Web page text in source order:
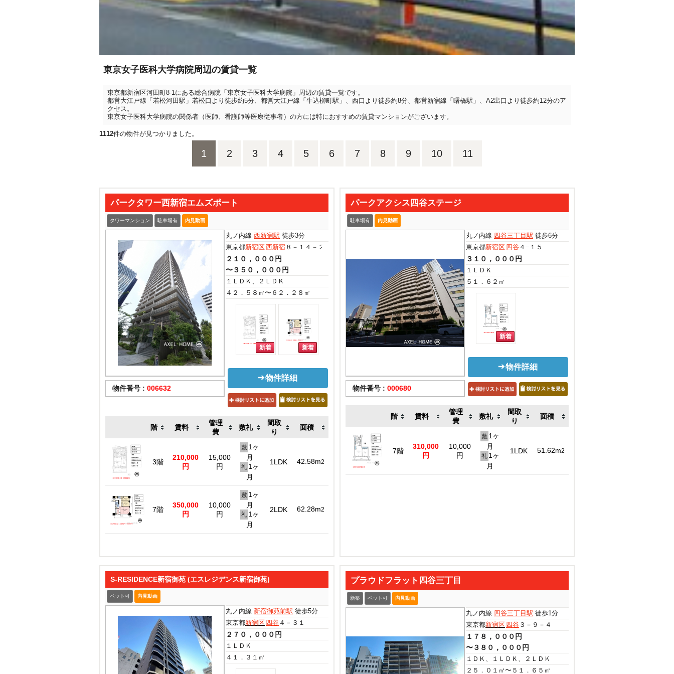
東京女子医科大学病院周辺の賃貸一覧
東京都新宿区河田町8-1にある総合病院「東京女子医科大学病院」周辺の賃貸一覧です。
都営大江戸線「若松河田駅」若松口より徒歩約5分、都営大江戸線「牛込柳町駅」、西口より徒歩約8分、都営新宿線「曙橋駅」、A2出口より徒歩約12分のア
クセス。
東京女子医科大学病院の関係者（医師、看護師等医療従事者）の方には特におすすめの賃貸マンションがございます。
1112件の物件が見つかりました。
1 2 3 4 5 6 7 8 9 10 11
パークタワー西新宿エムズポート
タワーマンション 駐車場有 内見動画
物件番号 : 006632
丸ノ内線 西新宿駅 徒歩3分
東京都新宿区西新宿 ８－１４－２７
２１０，０００円
〜３５０，０００円
１ＬＤＫ、２ＬＤＫ
４２．５８㎡〜６２．２８㎡
物件詳細
階 賃料
管理
費
敷礼
間取
り
面積
3階
210,000
円
15,000
円
敷 1ヶ
月
礼 1ヶ
月
1LDK 42.58m2
7階
350,000
円
10,000
円
敷 1ヶ
月
礼 1ヶ
月
2LDK 62.28m2
パークアクシス四谷ステージ
駐車場有 内見動画
物件番号 : 000680
丸ノ内線 四谷三丁目駅 徒歩6分
東京都新宿区 四谷 ４−１５
３１０，０００円
１ＬＤＫ
５１．６２㎡
物件詳細
階 賃料
管理
費
敷礼
間取
り
面積
7階
310,000
円
10,000
円
敷 1ヶ
月
礼 1ヶ
月
1LDK 51.62m2
S-RESIDENCE新宿御苑 (エスレジデンス新宿御苑)
ペット可 内見動画
丸ノ内線 新宿御苑前駅 徒歩5分
東京都新宿区 四谷 ４－３１
２７０，０００円
１ＬＤＫ
４１．３１㎡
プラウドフラット四谷三丁目
新築 ペット可 内見動画
丸ノ内線 四谷三丁目駅 徒歩1分
東京都新宿区 四谷 ３－９－４
１７８，０００円
〜３８０，０００円
１ＤＫ、１ＬＤＫ、２ＬＤＫ
２５．０１㎡〜５１．６５㎡